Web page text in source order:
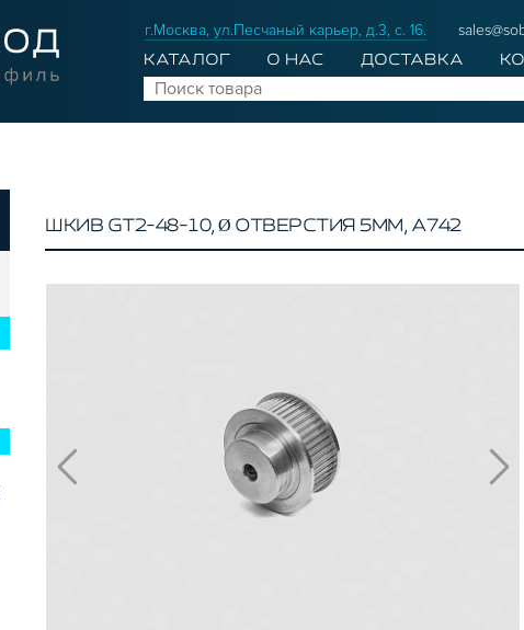
г.Москва, ул.Песчаный карьер, д.3, с. 16.
КАТАЛОГ О НАС ДОСТАВКА
ШКИВ GT2-48-10, Ø ОТВЕРСТИЯ 5ММ, A742